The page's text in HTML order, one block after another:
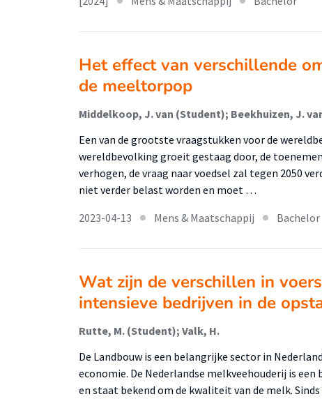
Het effect van verschillende
de meeltorpop
Middelkoop, J. van (Student); Beekhuizen, J.
Een van de grootste vraagstukken voor de
wereldbevolking groeit gestaag door, de
verhogen, de vraag naar voedsel zal tegen 2050
niet verder belast worden en moet …
2023-04-13
Mens & Maatschappij Bachelor
Wat zijn de verschillen in
intensieve bedrijven in de
Rutte, M. (Student); Valk, H.
De Landbouw is een belangrijke sector in
economie. De Nederlandse melkveehouderij is
en staat bekend om de kwaliteit van de melk.